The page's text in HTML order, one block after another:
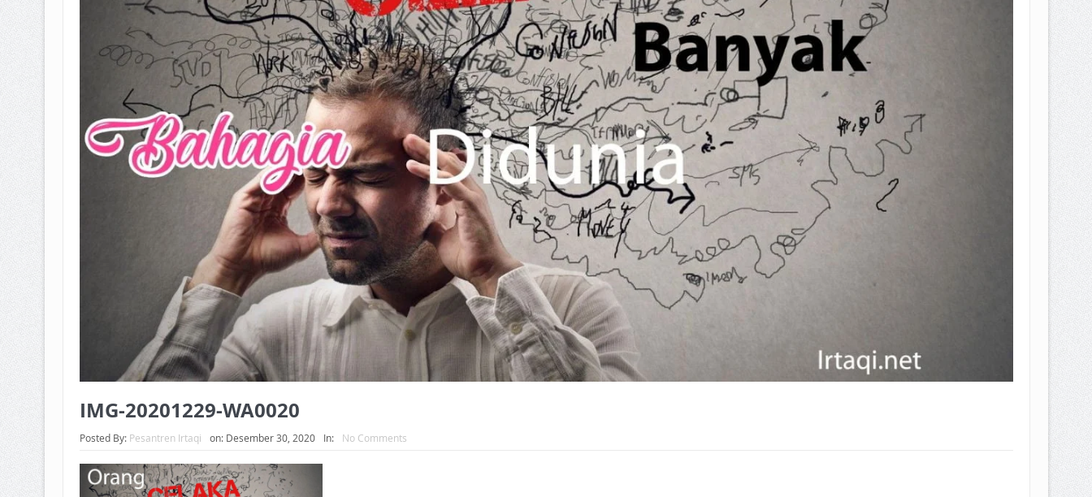
IMG-20201229-WA0020
Posted By: Pesantren Irtaqi on: Desember 30, 2020 In: No Comments